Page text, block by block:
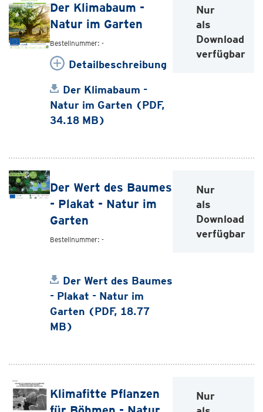
Der Klimabaum -
Natur im Garten
Bestellnummer: -
Detailbeschreibung
Der Klimabaum -
Natur im Garten (PDF,
34.18 MB)
Nur
als
Download
verfügbar
Der Wert des Baumes
- Plakat - Natur im
Garten
Bestellnummer: -
Der Wert des Baumes
- Plakat - Natur im
Garten (PDF, 18.77
MB)
Nur
als
Download
verfügbar
Klimafitte Pflanzen
Nur